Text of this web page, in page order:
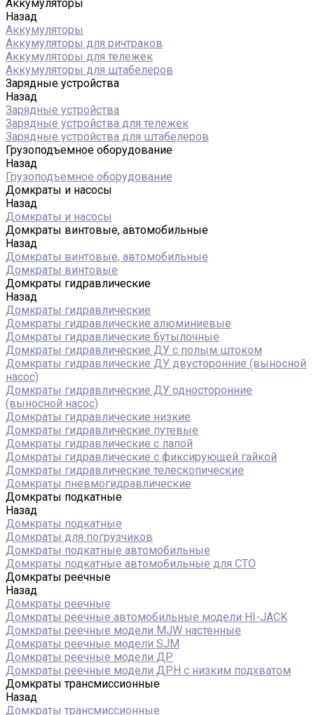
Аккумуляторы
Назад
Аккумуляторы
Аккумуляторы для ричтраков
Аккумуляторы для тележек
Аккумуляторы для штабелеров
Зарядные устройства
Назад
Зарядные устройства
Зарядные устройства для тележек
Зарядные устройства для штабелеров
Грузоподъемное оборудование
Назад
Грузоподъемное оборудование
Домкраты и насосы
Назад
Домкраты и насосы
Домкраты винтовые, автомобильные
Назад
Домкраты винтовые, автомобильные
Домкраты винтовые
Домкраты гидравлические
Назад
Домкраты гидравлические
Домкраты гидравлические алюминиевые
Домкраты гидравлические бутылочные
Домкраты гидравлические ДУ c полым штоком
Домкраты гидравлические ДУ двусторонние (выносной
насос)
Домкраты гидравлические ДУ односторонние
(выносной насос)
Домкраты гидравлические низкие
Домкраты гидравлические путевые
Домкраты гидравлические с лапой
Домкраты гидравлические с фиксирующей гайкой
Домкраты гидравлические телескопические
Домкраты пневмогидравлические
Домкраты подкатные
Назад
Домкраты подкатные
Домкраты для погрузчиков
Домкраты подкатные автомобильные
Домкраты подкатные автомобильные для СТО
Домкраты реечные
Назад
Домкраты реечные
Домкраты реечные автомобильные модели HI-JACK
Домкраты реечные модели MJW настенные
Домкраты реечные модели SJM
Домкраты реечные модели ДР
Домкраты реечные модели ДРН с низким подхватом
Домкраты трансмиссионные
Назад
Домкраты трансмиссионные